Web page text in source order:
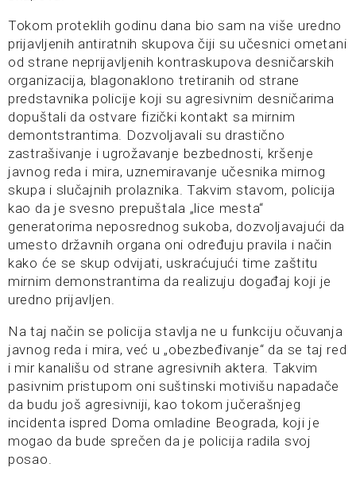
Tokom proteklih godinu dana bio sam na više uredno
prijavljenih antiratnih skupova čiji su učesnici ometani
od strane neprijavljenih kontraskupova desničarskih
organizacija, blagonaklono tretiranih od strane
predstavnika policije koji su agresivnim desničarima
dopuštali da ostvare fizički kontakt sa mirnim
demontstrantima. Dozvoljavali su drastično
zastrašivanje i ugrožavanje bezbednosti, kršenje
javnog reda i mira, uznemiravanje učesnika mirnog
skupa i slučajnih prolaznika. Takvim stavom, policija
kao da je svesno prepuštala „lice mesta“
generatorima neposrednog sukoba, dozvoljavajući da
umesto državnih organa oni određuju pravila i način
kako će se skup odvijati, uskraćujući time zaštitu
mirnim demonstrantima da realizuju događaj koji je
uredno prijavljen.
Na taj način se policija stavlja ne u funkciju očuvanja
javnog reda i mira, već u „obezbeđivanje“ da se taj red
i mir kanališu od strane agresivnih aktera. Takvim
pasivnim pristupom oni suštinski motivišu napadače
da budu još agresivniji, kao tokom jučerašnjeg
incidenta ispred Doma omladine Beograda, koji je
mogao da bude sprečen da je policija radila svoj
posao.